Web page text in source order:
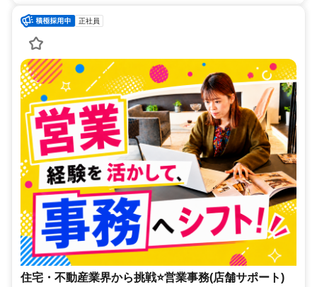
正社員
住宅・不動産業界から挑戦⭐営業事務(店舗サポート)